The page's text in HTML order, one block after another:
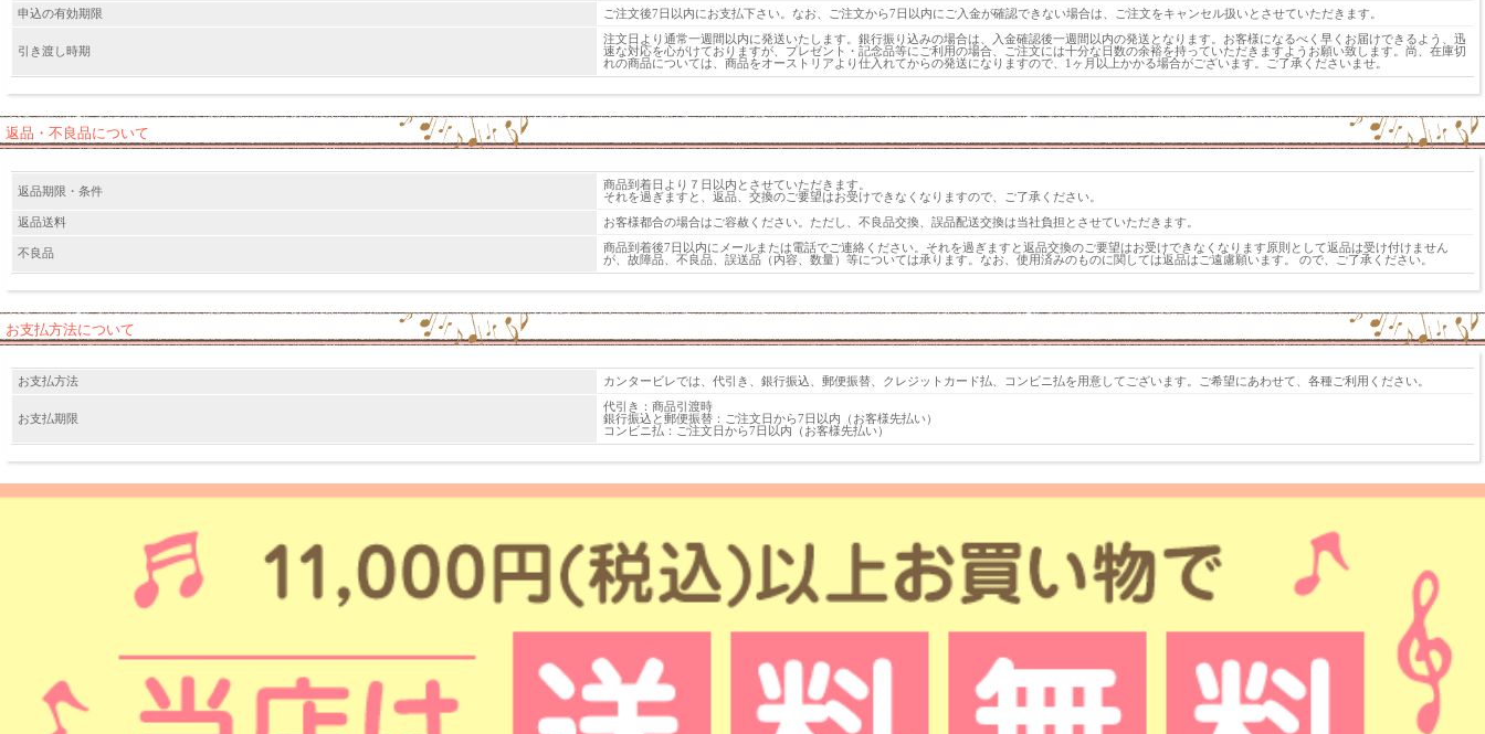
申込の有効期限
ご注文後7日以内にお支払下さい。なお、ご注文から7日以内にご入金が確認できない場合は、ご注文をキャンセル扱いとさせていただきます。
引き渡し時期
注文日より通常一週間以内に発送いたします。銀行振り込みの場合は、入金確認後一週間以内の発送となります。お客様になるべく早くお届けできるよう、迅
速な対応を心がけておりますが、プレゼント・記念品等にご利用の場合、ご注文には十分な日数の余裕を持っていただきますようお願い致します。尚、在庫切
れの商品については、商品をオーストリアより仕入れてからの発送になりますので、1ヶ月以上かかる場合がございます。ご了承くださいませ。
返品・不良品について
返品期限・条件
商品到着日より７日以内とさせていただきます。
それを過ぎますと、返品、交換のご要望はお受けできなくなりますので、ご了承ください。
返品送料
お客様都合の場合はご容赦ください。ただし、不良品交換、誤品配送交換は当社負担とさせていただきます。
不良品
商品到着後7日以内にメールまたは電話でご連絡ください。それを過ぎますと返品交換のご要望はお受けできなくなります原則として返品は受け付けません
が、故障品、不良品、誤送品（内容、数量）等については承ります。なお、使用済みのものに関しては返品はご遠慮願います。 ので、ご了承ください。
お支払方法について
お支払方法 カンタービレでは、代引き、銀行振込、郵便振替、クレジットカード払、コンビニ払を用意してございます。ご希望にあわせて、各種ご利用ください。
お支払期限
代引き：商品引渡時
銀行振込と郵便振替：ご注文日から7日以内（お客様先払い）
コンビニ払：ご注文日から7日以内（お客様先払い）